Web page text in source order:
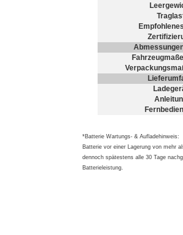
*Batterie Wartungs- & Aufladehinweis:
Batterie vor einer Lagerung von mehr
dennoch spätestens alle 30 Tage
Batterieleistung.